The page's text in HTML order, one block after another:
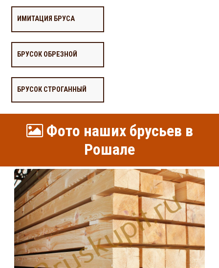
ИМИТАЦИЯ БРУСА
БРУСОК ОБРЕЗНОЙ
БРУСОК СТРОГАННЫЙ
Фото наших брусьев в
Рошале